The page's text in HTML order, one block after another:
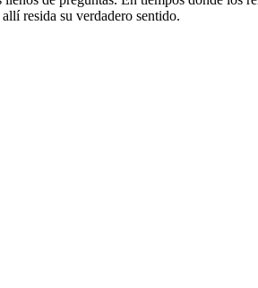
resida su verdadero sentido.